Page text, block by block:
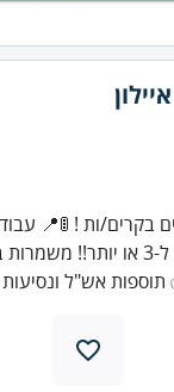
בקרים/ות ! 🚦📍
או לילה📅 אפשרות ל-3 או